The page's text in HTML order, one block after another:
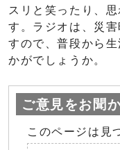
スリと笑ったり、
す。ラジオは、災
すので、普段から
かがでしょうか。
ご意見をお聞
このページは見